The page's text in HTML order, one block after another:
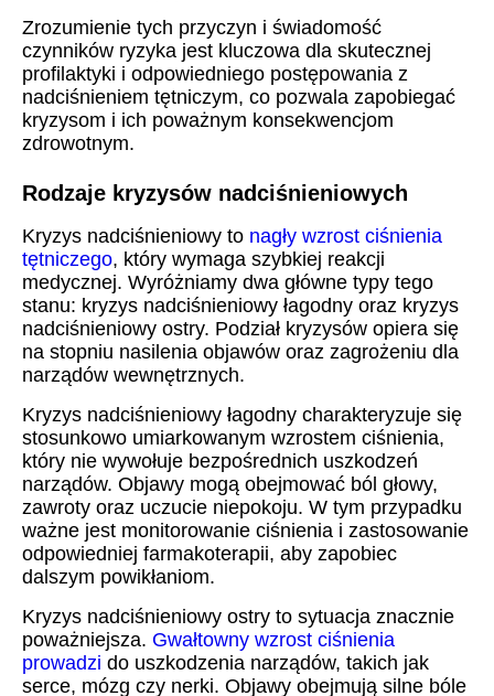
Zrozumienie tych przyczyn i świadomość
czynników ryzyka jest kluczowa dla skutecznej
profilaktyki i odpowiedniego postępowania z
nadciśnieniem tętniczym, co pozwala zapobiegać
kryzysom i ich poważnym konsekwencjom
zdrowotnym.
Rodzaje kryzysów nadciśnieniowych
Kryzys nadciśnieniowy to nagły wzrost ciśnienia
tętniczego, który wymaga szybkiej reakcji
medycznej. Wyróżniamy dwa główne typy tego
stanu: kryzys nadciśnieniowy łagodny oraz kryzys
nadciśnieniowy ostry. Podział kryzysów opiera się
na stopniu nasilenia objawów oraz zagrożeniu dla
narządów wewnętrznych.
Kryzys nadciśnieniowy łagodny charakteryzuje się
stosunkowo umiarkowanym wzrostem ciśnienia,
który nie wywołuje bezpośrednich uszkodzeń
narządów. Objawy mogą obejmować ból głowy,
zawroty oraz uczucie niepokoju. W tym przypadku
ważne jest monitorowanie ciśnienia i zastosowanie
odpowiedniej farmakoterapii, aby zapobiec
dalszym powikłaniom.
Kryzys nadciśnieniowy ostry to sytuacja znacznie
poważniejsza. Gwałtowny wzrost ciśnienia
prowadzi do uszkodzenia narządów, takich jak
serce, mózg czy nerki. Objawy obejmują silne bóle